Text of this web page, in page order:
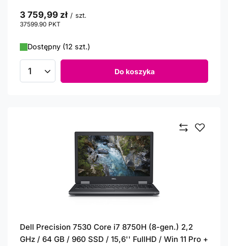
3 759,99 zł / szt.
37599.90 PKT
Dostępny (12 szt.)
Ilość produktów Do koszyka
Dell Precision 7530 Core i7 8750H (8-gen.) 2,2
GHz / 64 GB / 960 SSD / 15,6'' FullHD / Win 11 Pro +